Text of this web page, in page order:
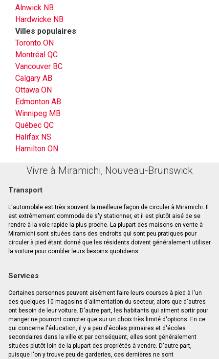
Alnwick NB
Hardwicke NB
Villes populaires
Toronto ON
Montréal QC
Vancouver BC
Calgary AB
Ottawa ON
Edmonton AB
Winnipeg MB
Québec QC
Halifax NS
Hamilton ON
Vivre à Miramichi, Nouveau-Brunswick
Transport
L'automobile est très souvent la meilleure façon de circuler à Miramichi. Il
est extrêmement commode de s'y stationner, et il est plutôt aisé de se
rendre à la voie rapide la plus proche. La plupart des maisons en vente à
Miramichi sont situées dans des endroits qui sont peu pratiques pour
circuler à pied étant donné que les résidents doivent généralement utiliser
la voiture pour combler leurs besoins quotidiens.
Services
Certaines personnes peuvent aisément faire leurs courses à pied à l'un
des quelques 10 magasins d'alimentation du secteur, alors que d'autres
ont besoin de leur voiture. D'autre part, les habitants qui aiment sortir pour
manger ne pourront compter que sur un choix très limité d'options. En ce
qui concerne l'éducation, il y a peu d'écoles primaires et d'écoles
secondaires dans la ville et par conséquent, elles sont généralement
situées plutôt loin de la plupart des propriétés à vendre. D'autre part,
puisque l'on y trouve peu de garderies, ces dernières ne sont